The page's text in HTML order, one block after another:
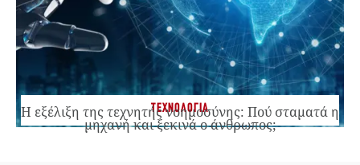
ΤΕΧΝΟΛΟΓΙΑ
Η εξέλιξη της τεχνητής νοημοσύνης: Πού σταματά η
μηχανή και ξεκινά ο άνθρωπος;